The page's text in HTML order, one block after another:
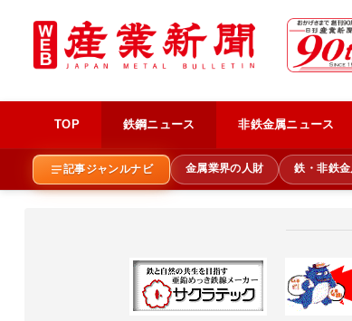
TOP 鉄鋼ニュース 非鉄金属ニュース
記事ジャンルナビ 金属業界の人財 鉄・非鉄